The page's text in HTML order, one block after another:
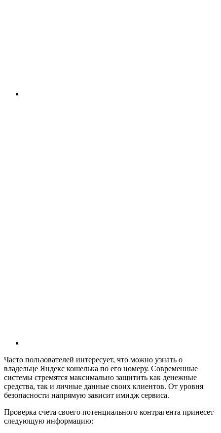
Часто пользователей интересует, что можно узнать о
владельце Яндекс кошелька по его номеру. Современные
системы стремятся максимально защитить как денежные
средства, так и личные данные своих клиентов. От уровня
безопасности напрямую зависит имидж сервиса.
Проверка счета своего потенциального контрагента принесет
следующую информацию: